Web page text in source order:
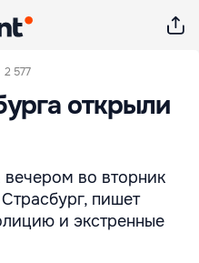
2 577
открыли
во вторник
пишет
и экстренные